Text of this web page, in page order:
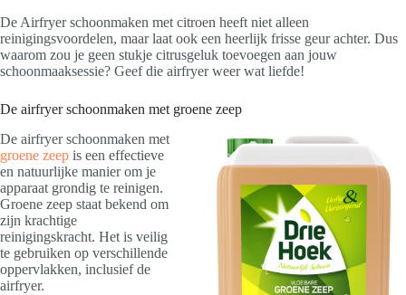
De Airfryer schoonmaken met citroen heeft niet alleen
reinigingsvoordelen, maar laat ook een heerlijk frisse geur achter. Dus
waarom zou je geen stukje citrusgeluk toevoegen aan jouw
schoonmaaksessie? Geef die airfryer weer wat liefde!
De airfryer schoonmaken met groene zeep
De airfryer schoonmaken met
groene zeep is een effectieve
en natuurlijke manier om je
apparaat grondig te reinigen.
Groene zeep staat bekend om
zijn krachtige
reinigingskracht. Het is veilig
te gebruiken op verschillende
oppervlakken, inclusief de
airfryer.